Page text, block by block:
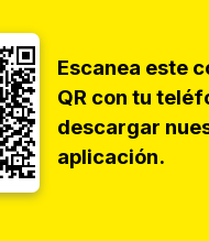
Escanea este
QR con tu
descargar
aplicación.